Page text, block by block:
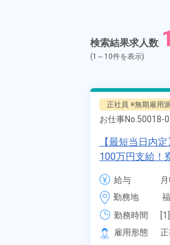
こだわり
タグ
自宅周辺のお
検索結果求人数
(1～10件を表示)
正社員 ※無期雇用
お仕事No. 50018-
【最短当日内
100万円支給！
溶接・塗装作
ン一つで赴任
県宮若市》
給与
勤務地
勤務時間
雇用形態